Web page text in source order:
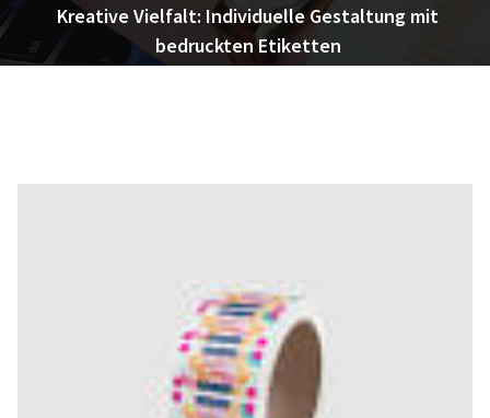
Kreative Vielfalt: Individuelle Gestaltung mit
bedruckten Etiketten